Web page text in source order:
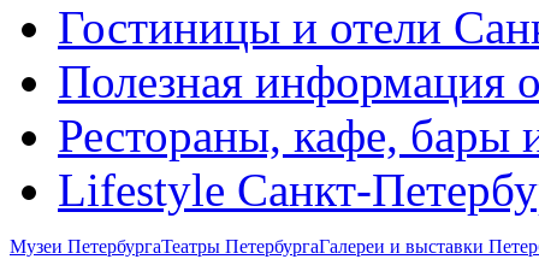
Гостиницы и отели
Полезная информация
Рестораны, кафе, бары
Lifestyle Санкт-
Музеи ПетербургаТеатры ПетербургаГалереи и выставки